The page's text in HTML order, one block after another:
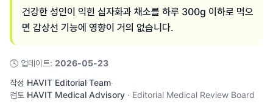
건강한 성인이 익힌 십자화과 채소를 하루 300g 이하로 먹으
면 갑상선 기능에 영향이 거의 없습니다.
🕓 업데이트: 2026-05-23
작성 HAVIT Editorial Team·
검토 HAVIT Medical Advisory · Editorial Medical Review Board